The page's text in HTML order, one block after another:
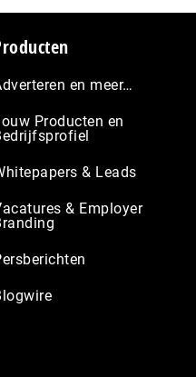
en meer…
Producten en
& Leads
& Employer